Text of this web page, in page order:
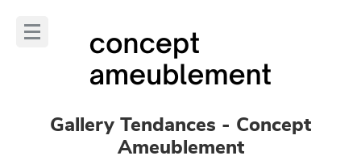
Gallery Tendances - Concept
Ameublement